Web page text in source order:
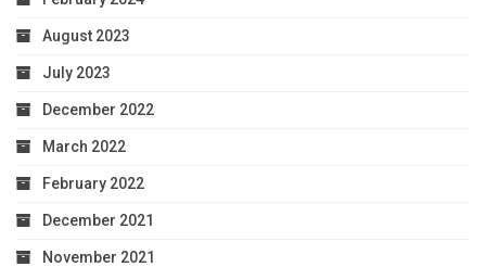
August 2023
July 2023
December 2022
March 2022
February 2022
December 2021
November 2021